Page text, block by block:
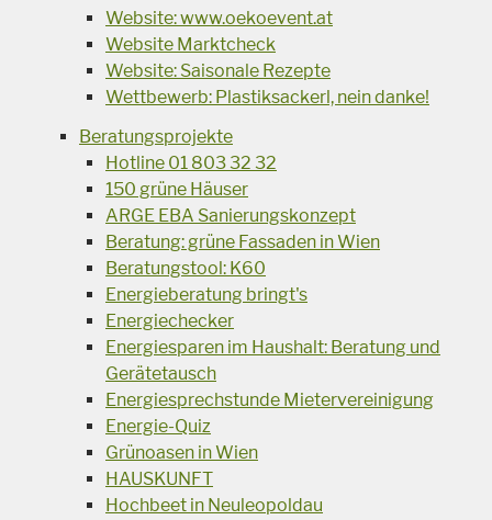
Website: www.oekoevent.at
Website Marktcheck
Website: Saisonale Rezepte
Wettbewerb: Plastiksackerl, nein danke!
Beratungsprojekte
Hotline 01 803 32 32
150 grüne Häuser
ARGE EBA Sanierungskonzept
Beratung: grüne Fassaden in Wien
Beratungstool: K60
Energieberatung bringt's
Energiechecker
Energiesparen im Haushalt: Beratung und
Gerätetausch
Energiesprechstunde Mietervereinigung
Energie-Quiz
Grünoasen in Wien
HAUSKUNFT
Hochbeet in Neuleopoldau